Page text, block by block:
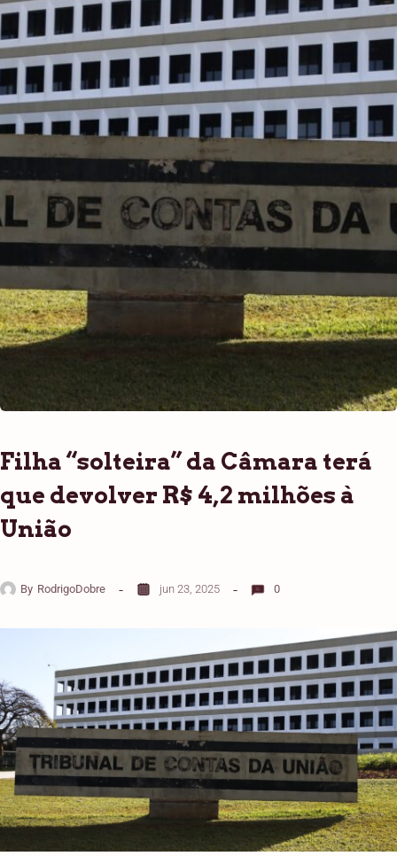
Filha “solteira” da Câmara terá
que devolver R$ 4,2 milhões à
União
By RodrigoDobre jun 23, 2025 0